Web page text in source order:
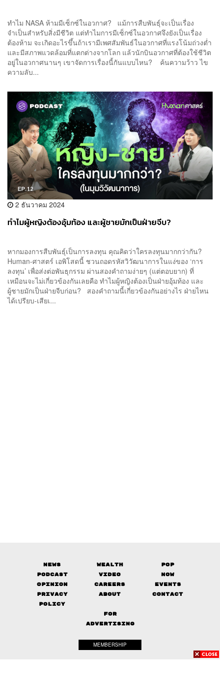
ทำไม NASA ห้ามมีเซ็กซ์ในอวกาศ? แม้การสืบพันธุ์จะเป็นเรื่อง
จำเป็นสำหรับสิ่งมีชีวิต แต่ทำไมการมีเซ็กซ์ในอวกาศจึงยังเป็นเรื่อง
ต้องห้าม จะเกิดอะไรขึ้นถ้าเรามีเพศสัมพันธ์ในอวกาศที่แรงโน้มถ่วงต่ำ
และมีสภาพแวดล้อมที่แตกต่างจากโลก แล้วนักบินอวกาศที่ต้องใช้ชีวิต
อยู่ในอวกาศนานๆ เขาจัดการเรื่องนี้กันแบบไหน? ค้นความว้าว ไข
ความลับ...
2 ธันวาคม 2024
ทำไมผู้หญิงต้องอุ้มท้อง และผู้ชายมักเป็นฝ่ายจีบ?
หากมองการสืบพันธุ์เป็นการลงทุน คุณคิดว่าใครลงทุนมากกว่ากัน?
Human-ศาสตร์ เอพิโสดนี้ ชวนถอดรหัสวิวัฒนาการในแง่ของ ‘การ
ลงทุน’ เพื่อส่งต่อพันธุกรรม ผ่านสองคำถามง่ายๆ (แต่ตอบยาก) ที่
เหมือนจะไม่เกี่ยวข้องกันเลยคือ ทำไมผู้หญิงต้องเป็นฝ่ายอุ้มท้อง และ
ผู้ชายมักเป็นฝ่ายจีบก่อน? สองคำถามนี้เกี่ยวข้องกันอย่างไร ฝ่ายไหน
ได้เปรียบ-เสียเ...
News Wealth
Pop
Podcast
Video
Now
Opinion
Careers
Events
Privacy
Policy
About Contact
FOR
ADVERTISING
MEMBERSHIP